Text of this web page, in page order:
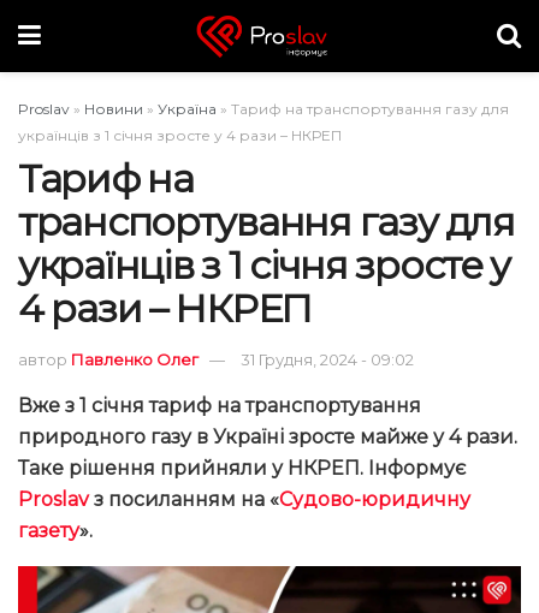
Proslav » Новини » Україна » Тариф на транспортування газу для
українців з 1 січня зросте у 4 рази – НКРЕП
Тариф на
транспортування газу для
українців з 1 січня зросте у
4 рази – НКРЕП
автор Павленко Олег 31 Грудня, 2024 - 09:02
Вже з 1 січня тариф на транспортування
природного газу в Україні зросте майже у 4 рази.
Таке рішення прийняли у НКРЕП. Інформує
Proslavз посиланням на «Судово-юридичну
газету».